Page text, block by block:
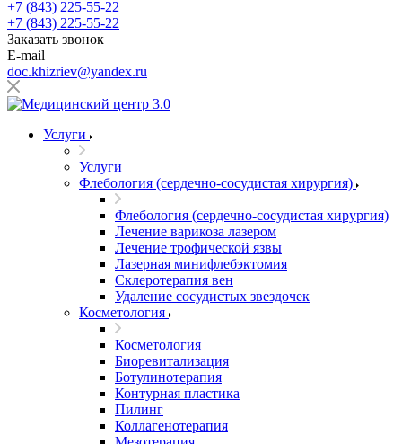
+7 (843) 225-55-22
+7 (843) 225-55-22
Заказать звонок
E-mail
doc.khizriev@yandex.ru
Услуги
Услуги
Флебология (сердечно-сосудистая хирургия)
Флебология (сердечно-сосудистая хирургия)
Лечение варикоза лазером
Лечение трофической язвы
Лазерная минифлебэктомия
Cклеротерапия вен
Удаление сосудистых звездочек
Косметология
Косметология
Биоревитализация
Ботулинотерапия
Контурная пластика
Пилинг
Коллагенотерапия